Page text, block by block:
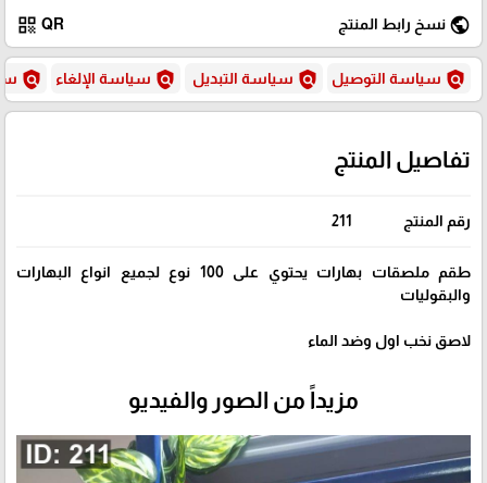
public نسخ رابط المنتج QR
qr_code
policy سياسة التوصيل policy سياسة التبديل policy سياسة الإلغاء policy
تفاصيل المنتج
رقم المنتج 211
طقم ملصقات بهارات يحتوي على 100 نوع لجميع انواع البهارات
والبقوليات
لاصق نخب اول وضد الماء
مزيداً من الصور والفيديو